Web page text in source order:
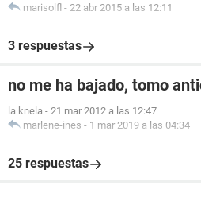
marisolfl - 22 abr 2015 a las 12:11
3 respuestas
no me ha bajado, tomo
la knela - 21 mar 2012 a las 12:47
marlene-ines - 1 mar 2019 a las 04:34
25 respuestas